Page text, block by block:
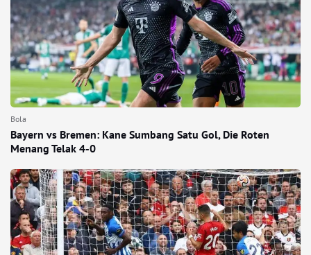
Bola
Bayern vs Bremen: Kane Sumbang Satu Gol, Die Roten
Menang Telak 4-0